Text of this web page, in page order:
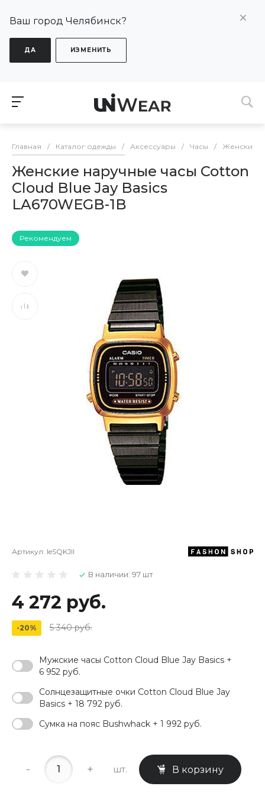
Ваш город Челябинск?
ДА ИЗМЕНИТЬ
Главная / Каталог одежды / Аксессуары / Часы / Женские
Женские наручные часы Cotton
Cloud Blue Jay Basics
LA670WEGB-1B
Рекомендуем
Артикул: leSQKJII
В наличии: 97 шт
4 272 руб.
-20% 5 340 руб.
Мужские часы Cotton Cloud Blue Jay Basics +
6 952 руб.
Солнцезащитные очки Cotton Cloud Blue Jay
Basics + 18 792 руб.
Сумка на пояс Bushwhack + 1 992 руб.
- + шт. В корзину